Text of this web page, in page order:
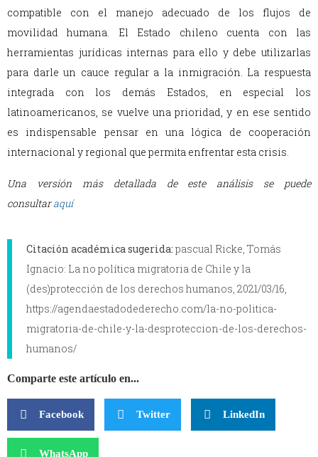
compatible con el manejo adecuado de los flujos de
movilidad humana. El Estado chileno cuenta con las
herramientas jurídicas internas para ello y debe utilizarlas
para darle un cauce regular a la inmigración. La respuesta
integrada con los demás Estados, en especial los
latinoamericanos, se vuelve una prioridad, y en ese sentido
es indispensable pensar en una lógica de cooperación
internacional y regional que permita enfrentar esta crisis.
Una versión más detallada de este análisis se puede
consultaraquí
Citación académica sugerida: pascual Ricke, Tomás
Ignacio: La no política migratoria de Chile y la
(des)protección de los derechos humanos, 2021/03/16,
https://agendaestadodederecho.com/la-no-politica-
migratoria-de-chile-y-la-desproteccion-de-los-derechos-
humanos/
Comparte este artículo en...
Facebook Twitter LinkedIn
WhatsApp